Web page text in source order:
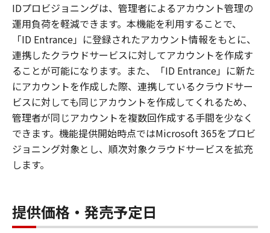
IDプロビジョニングは、管理者によるアカウント管理の
運用負荷を軽減できます。本機能を利用することで、
「ID Entrance」に登録されたアカウント情報をもとに、
連携したクラウドサービスに対してアカウントを作成す
ることが可能になります。また、「ID Entrance」に新た
にアカウントを作成した際、連携しているクラウドサー
ビスに対しても同じアカウントを作成してくれるため、
管理者が同じアカウントを複数回作成する手間を少なく
できます。機能提供開始時点ではMicrosoft 365をプロビ
ジョニング対象とし、順次対象クラウドサービスを拡充
します。
提供価格・発売予定日